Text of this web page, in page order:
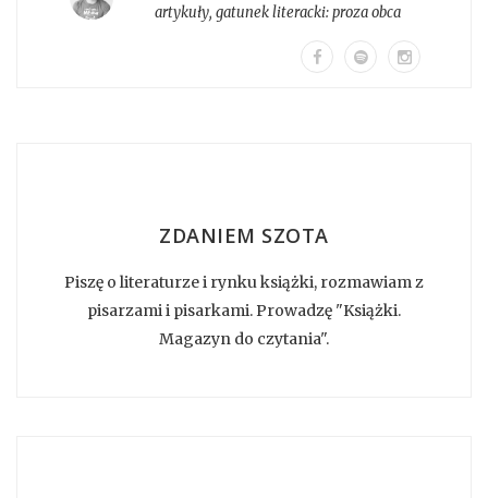
artykuły, gatunek literacki:proza obca
ZDANIEM SZOTA
Piszę o literaturze i rynku książki, rozmawiam z
pisarzami i pisarkami. Prowadzę "Książki.
Magazyn do czytania".